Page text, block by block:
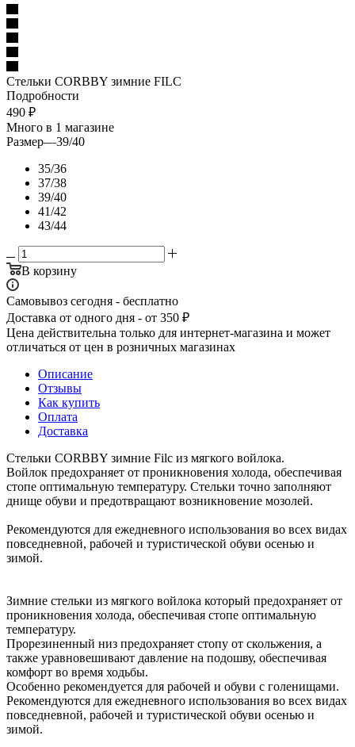
Стельки CORBBY зимние FILC
Подробности
490 ₽
Много в 1 магазине
Размер—39/40
35/36
37/38
39/40
41/42
43/44
В корзину
Самовывоз сегодня - бесплатно
Доставка от одного дня - от 350 ₽
Цена действительна только для интернет-магазина и может
отличаться от цен в розничных магазинах
Описание
Отзывы
Как купить
Оплата
Доставка
Стельки CORBBY зимние Filc из мягкого войлока.
Войлок предохраняет от проникновения холода, обеспечивая
стопе оптимальную температуру. Стельки точно заполняют
днище обуви и предотвращают возникновение мозолей.
Рекомендуются для ежедневного использования во всех видах
повседневной, рабочей и туристической обуви осенью и
зимой.
Зимние стельки из мягкого войлока который предохраняет от
проникновения холода, обеспечивая стопе оптимальную
температуру.
Прорезиненный низ предохраняет стопу от скольжения, а
также уравновешивают давление на подошву, обеспечивая
комфорт во время ходьбы.
Особенно рекомендуется для рабочей и обуви с голенищами.
Рекомендуются для ежедневного использования во всех видах
повседневной, рабочей и туристической обуви осенью и
зимой.